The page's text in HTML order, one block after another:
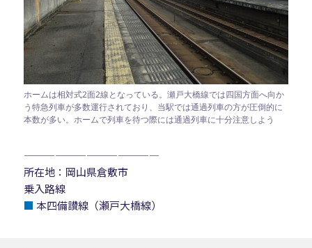
ホームは相対式2面2線となっている。瀬戸大橋線では四国方面へ向か
う特急列車が多数運行されており、当駅では通過列車の方が圧倒的に
本数が多い。ホームで列車を待つ際には通過列車に十分注意しよう
—————————————
所在地：岡山県倉敷市
乗入路線
■ 本四備讃線（瀬戸大橋線）